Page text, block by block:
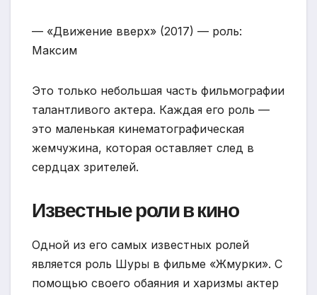
— «Движение вверх» (2017) — роль:
Максим
Это только небольшая часть фильмографии
талантливого актера. Каждая его роль —
это маленькая кинематографическая
жемчужина, которая оставляет след в
сердцах зрителей.
Известные роли в кино
Одной из его самых известных ролей
является роль Шуры в фильме «Жмурки». С
помощью своего обаяния и харизмы актер